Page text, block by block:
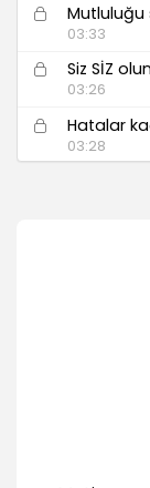
Mutluluğu
03:33
Siz SİZ
03:26
Hatalar
03:28
Yanlış
Olumsuz
Kendine
Renk